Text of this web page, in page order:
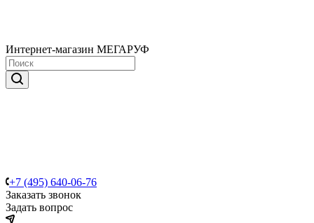
Интернет-магазин МЕГАРУФ
+7 (495) 640-06-76
Заказать звонок
Задать вопрос